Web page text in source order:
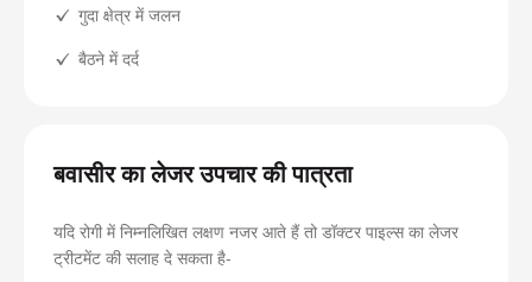
गुदा क्षेत्र में जलन
बैठने में दर्द
बवासीर का लेजर उपचार की पात्रता
यदि रोगी में निम्नलिखित लक्षण नजर आते हैं तो डॉक्टर पाइल्स का लेजर
ट्रीटमेंट की सलाह दे सकता है-